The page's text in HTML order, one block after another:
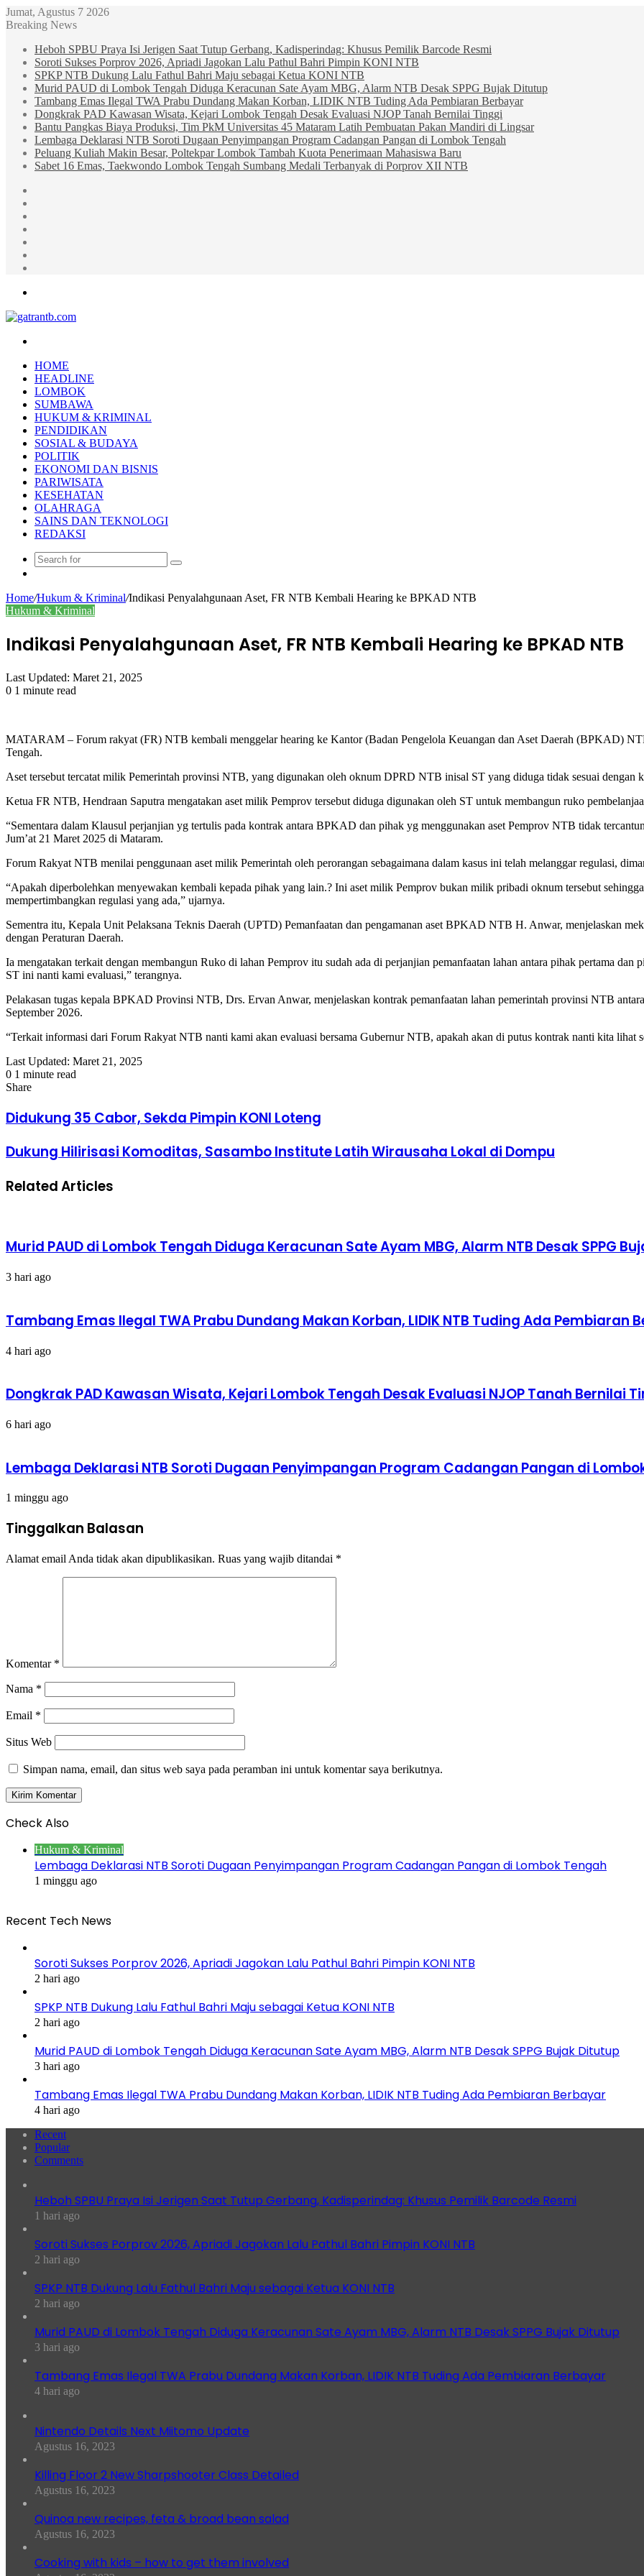
Jumat, Agustus 7 2026
Breaking News
Heboh SPBU Praya Isi Jerigen Saat Tutup Gerbang, Kadisperindag: Khusus Pemilik Barcode Resmi
Soroti Sukses Porprov 2026, Apriadi Jagokan Lalu Pathul Bahri Pimpin KONI NTB
SPKP NTB Dukung Lalu Fathul Bahri Maju sebagai Ketua KONI NTB
Murid PAUD di Lombok Tengah Diduga Keracunan Sate Ayam MBG, Alarm NTB Desak SPPG Bujak Ditutup
Tambang Emas Ilegal TWA Prabu Dundang Makan Korban, LIDIK NTB Tuding Ada Pembiaran Berbayar
Dongkrak PAD Kawasan Wisata, Kejari Lombok Tengah Desak Evaluasi NJOP Tanah Bernilai Tinggi
Bantu Pangkas Biaya Produksi, Tim PkM Universitas 45 Mataram Latih Pembuatan Pakan Mandiri di Lingsar
Lembaga Deklarasi NTB Soroti Dugaan Penyimpangan Program Cadangan Pangan di Lombok Tengah
Peluang Kuliah Makin Besar, Poltekpar Lombok Tambah Kuota Penerimaan Mahasiswa Baru
Sabet 16 Emas, Taekwondo Lombok Tengah Sumbang Medali Terbanyak di Porprov XII NTB
HOME
HEADLINE
LOMBOK
SUMBAWA
HUKUM & KRIMINAL
PENDIDIKAN
SOSIAL & BUDAYA
POLITIK
EKONOMI DAN BISNIS
PARIWISATA
KESEHATAN
OLAHRAGA
SAINS DAN TEKNOLOGI
REDAKSI
Search
Home/Hukum & Kriminal/Indikasi Penyalahgunaan Aset, FR NTB Kembali Hearing ke BPKAD NTB
Hukum & Kriminal
Indikasi Penyalahgunaan Aset, FR NTB Kembali Hearing ke BPKAD NTB
Last Updated: Maret 21, 2025
0 1 minute read
MATARAM – Forum rakyat (FR) NTB kembali menggelar hearing ke Kantor (Badan Pengelola Keuangan dan Aset Daerah (BPKAD)
Tengah.
Aset tersebut tercatat milik Pemerintah provinsi NTB, yang digunakan oleh oknum DPRD NTB inisal ST yang diduga tidak sesuai dengan
Ketua FR NTB, Hendraan Saputra mengatakan aset milik Pemprov tersebut diduga digunakan oleh ST untuk membangun ruko
“Sementara dalam Klausul perjanjian yg tertulis pada kontrak antara BPKAD dan pihak yg menggunakan aset Pemprov NTB tidak
Jum’at 21 Maret 2025 di Mataram.
Forum Rakyat NTB menilai penggunaan aset milik Pemerintah oleh perorangan sebagaimana dalam kasus ini telah melanggar regulasi,
“Apakah diperbolehkan menyewakan kembali kepada pihak yang lain.? Ini aset milik Pemprov bukan milik pribadi oknum tersebut
mempertimbangkan regulasi yang ada,” ujarnya.
Sementra itu, Kepala Unit Pelaksana Teknis Daerah (UPTD) Pemanfaatan dan pengamanan aset BPKAD NTB H. Anwar, menjelaskan
dengan Peraturan Daerah.
Ia mengatakan terkait dengan membangun Ruko di lahan Pemprov itu sudah ada di perjanjian pemanfaatan lahan antara pihak pertama
ST ini nanti kami evaluasi,” terangnya.
Pelakasan tugas kepala BPKAD Provinsi NTB, Drs. Ervan Anwar, menjelaskan kontrak pemanfaatan lahan pemerintah provinsi NTB
September 2026.
“Terkait informasi dari Forum Rakyat NTB nanti kami akan evaluasi bersama Gubernur NTB, apakah akan di putus kontrak nanti kita lihat
Last Updated: Maret 21, 2025
0 1 minute read
Facebook
Twitter
LinkedIn
Tumblr
Pinterest
Reddit
VKontakte
Odnoklassniki
Pocket
Share
via
Email
Didukung 35 Cabor, Sekda Pimpin KONI Loteng
Dukung Hilirisasi Komoditas, Sasambo Institute Latih Wirausaha Lokal di Dompu
Related Articles
Murid PAUD di Lombok Tengah Diduga Keracunan Sate Ayam MBG, Alarm NTB Desak SPPG
3 hari ago
Tambang Emas Ilegal TWA Prabu Dundang Makan Korban, LIDIK NTB Tuding Ada Pembiaran
4 hari ago
Dongkrak PAD Kawasan Wisata, Kejari Lombok Tengah Desak Evaluasi NJOP Tanah Bernilai
6 hari ago
Lembaga Deklarasi NTB Soroti Dugaan Penyimpangan Program Cadangan Pangan di
1 minggu ago
Tinggalkan Balasan
Alamat email Anda tidak akan dipublikasikan. Ruas yang wajib ditandai *
Komentar *
Nama *
Email *
Situs Web
Simpan nama, email, dan situs web saya pada peramban ini untuk komentar saya berikutnya.
Check Also
Hukum & Kriminal
Lembaga Deklarasi NTB Soroti Dugaan Penyimpangan Program Cadangan Pangan di Lombok Tengah
1 minggu ago
Recent Tech News
Soroti Sukses Porprov 2026, Apriadi Jagokan Lalu Pathul Bahri Pimpin KONI NTB
2 hari ago
SPKP NTB Dukung Lalu Fathul Bahri Maju sebagai Ketua KONI NTB
2 hari ago
Murid PAUD di Lombok Tengah Diduga Keracunan Sate Ayam MBG, Alarm NTB Desak SPPG Bujak Ditutup
3 hari ago
Tambang Emas Ilegal TWA Prabu Dundang Makan Korban, LIDIK NTB Tuding Ada Pembiaran Berbayar
4 hari ago
Recent
Popular
Comments
Heboh SPBU Praya Isi Jerigen Saat Tutup Gerbang, Kadisperindag: Khusus Pemilik Barcode Resmi
1 hari ago
Soroti Sukses Porprov 2026, Apriadi Jagokan Lalu Pathul Bahri Pimpin KONI NTB
2 hari ago
SPKP NTB Dukung Lalu Fathul Bahri Maju sebagai Ketua KONI NTB
2 hari ago
Murid PAUD di Lombok Tengah Diduga Keracunan Sate Ayam MBG, Alarm NTB Desak SPPG Bujak Ditutup
3 hari ago
Tambang Emas Ilegal TWA Prabu Dundang Makan Korban, LIDIK NTB Tuding Ada Pembiaran Berbayar
4 hari ago
Nintendo Details Next Miitomo Update
Agustus 16, 2023
Killing Floor 2 New Sharpshooter Class Detailed
Agustus 16, 2023
Quinoa new recipes, feta & broad bean salad
Agustus 16, 2023
Cooking with kids – how to get them involved